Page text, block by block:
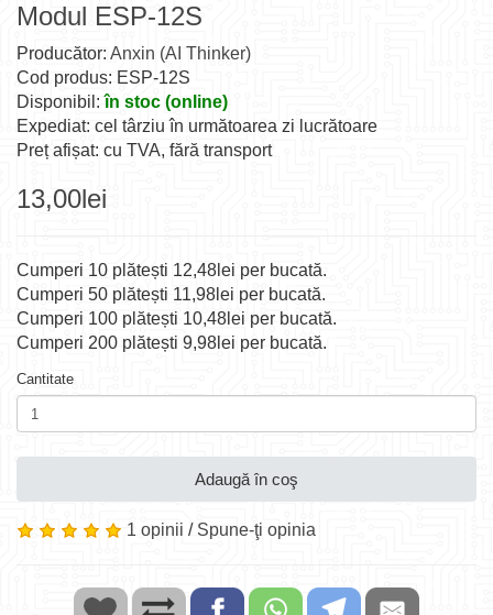
Modul ESP-12S
Producător: Anxin (AI Thinker)
Cod produs: ESP-12S
Disponibil:în stoc (online)
Expediat: cel târziu în următoarea zi lucrătoare
Preț afișat: cu TVA, fără transport
13,00lei
Cumperi 10 plătești 12,48lei per bucată.
Cumperi 50 plătești 11,98lei per bucată.
Cumperi 100 plătești 10,48lei per bucată.
Cumperi 200 plătești 9,98lei per bucată.
Cantitate
Adaugă în coş
1 opinii / Spune-ţi opinia